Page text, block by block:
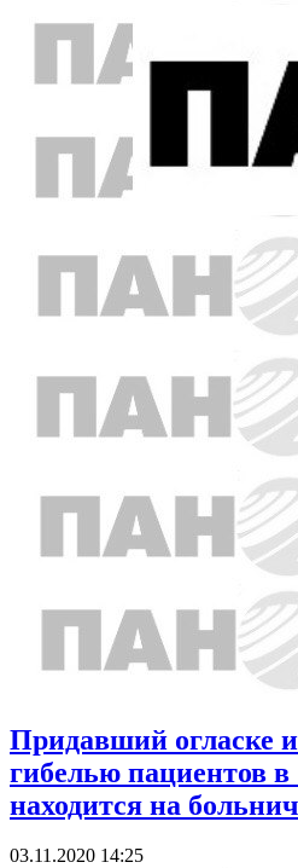
Придавший огласке
гибелью пациентов
находится на
03.11.2020 14:25